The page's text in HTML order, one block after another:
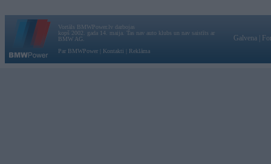
Vortāls BMWPower.lv darbojas
kopš 2002. gada 14. maija. Tas nav auto klubs un nav saistīts ar
BMW AG.
Par BMWPower
Kontakti Reklāma
Galvena